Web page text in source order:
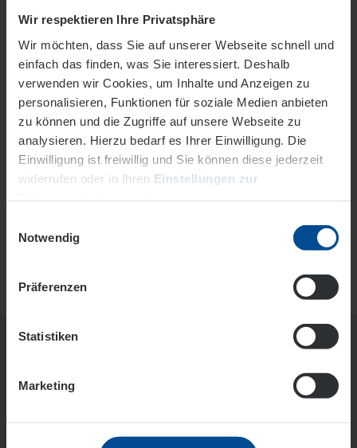
Wir respektieren Ihre Privatsphäre
Wir möchten, dass Sie auf unserer Webseite schnell und
einfach das finden, was Sie interessiert. Deshalb
verwenden wir Cookies, um Inhalte und Anzeigen zu
personalisieren, Funktionen für soziale Medien anbieten
zu können und die Zugriffe auf unsere Webseite zu
analysieren. Hierzu bedarf es Ihrer Einwilligung. Die
Einwilligung ist freiwillig und Sie können diese jederzeit
widerrufen oder in Ihren Einstellungen zur
Datenschutz
Notwendig
Präferenzen
Statistiken
Marketing
Jetzt anmelden
Meine EVO – Ihr persönliches